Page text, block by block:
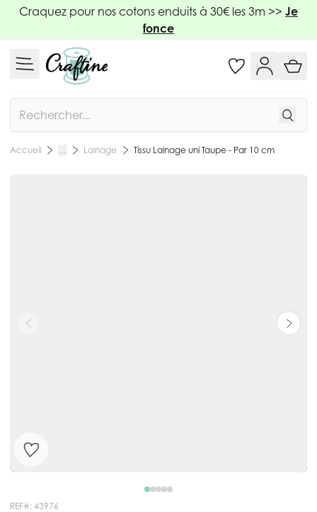
Allez au contenu
Craquez pour nos cotons enduits à 30€ les 3m >> Je
fonce
Accueil … Lainage Tissu Lainage uni Taupe - Par 10 cm
REF#: 43976